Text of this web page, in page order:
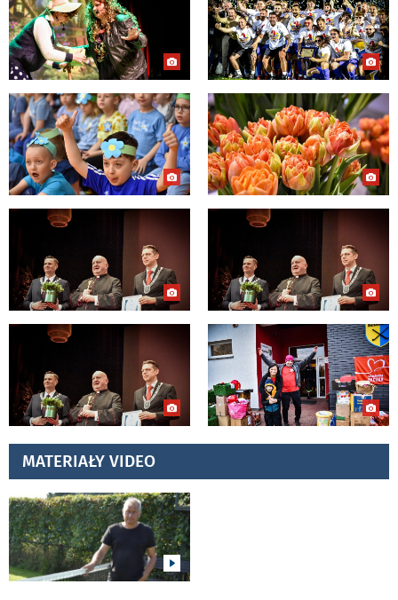
MATERIAŁY VIDEO